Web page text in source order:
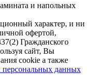
и напольных
характер, и ни
офертой,
Гражданского
сайт, Вы
cookie а также
персональных данных